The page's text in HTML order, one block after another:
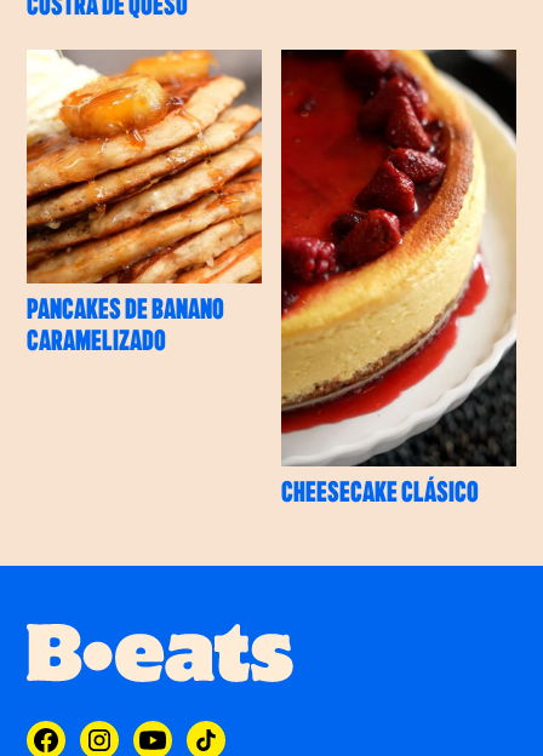
PANCAKES DE BANANO
CARAMELIZADO
CHEESECAKE CLÁSICO